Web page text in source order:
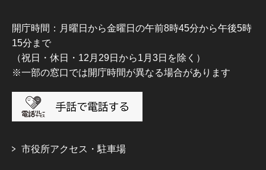
開庁時間：月曜日から金曜日の午前8時45分から午後5時
15分まで
（祝日・休日・12月29日から1月3日を除く）
※一部の窓口では開庁時間が異なる場合があります
市役所アクセス・駐車場